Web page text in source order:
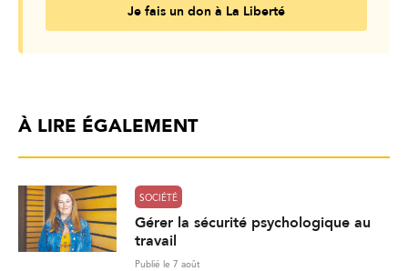
Je fais un don à La Liberté
À LIRE ÉGALEMENT
SOCIÉTÉ
Gérer la sécurité psychologique au
travail
Publié le 7 août